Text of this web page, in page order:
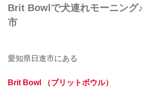
Brit Bowlで犬連れモーニング
市
愛知県日進市にある
Brit Bowl （ブリットボウル）